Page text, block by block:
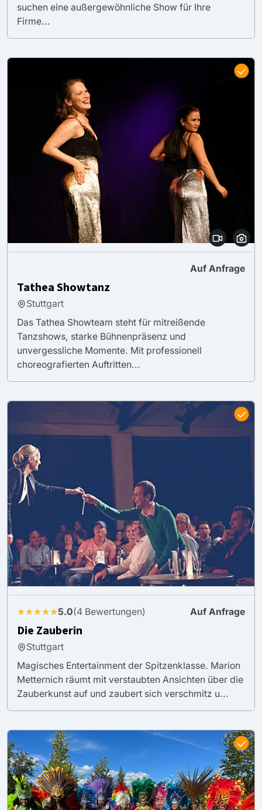
suchen eine außergewöhnliche Show für Ihre
Firme...
Auf Anfrage
Tathea Showtanz
Stuttgart
Das Tathea Showteam steht für mitreißende
Tanzshows, starke Bühnenpräsenz und
unvergessliche Momente. Mit professionell
choreografierten Auftritten...
★★★★★5.0(4 Bewertungen) Auf Anfrage
Die Zauberin
Stuttgart
Magisches Entertainment der Spitzenklasse. Marion
Metternich räumt mit verstaubten Ansichten über die
Zauberkunst auf und zaubert sich verschmitz u...